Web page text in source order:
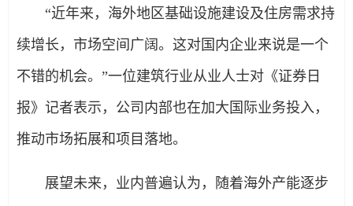
“近年来，海外地区基础设施建设及住房需求持
续增长，市场空间广阔。这对国内企业来说是一个
不错的机会。”一位建筑行业从业人士对《证券日
报》记者表示，公司内部也在加大国际业务投入，
推动市场拓展和项目落地。
展望未来，业内普遍认为，随着海外产能逐步